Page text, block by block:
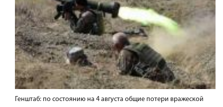
Генштаб: по состоянию на 4 августа общие потери вражеской